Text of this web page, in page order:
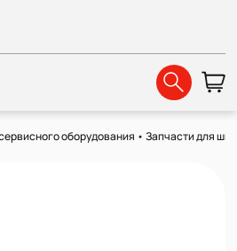
оборудования •Запчасти для